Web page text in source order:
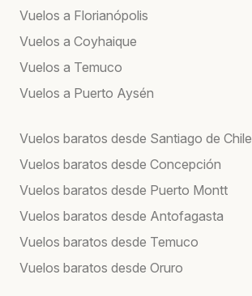
Vuelos a Florianópolis
Vuelos a Coyhaique
Vuelos a Temuco
Vuelos a Puerto Aysén
Vuelos baratos desde Santiago de Chile
Vuelos baratos desde Concepción
Vuelos baratos desde Puerto Montt
Vuelos baratos desde Antofagasta
Vuelos baratos desde Temuco
Vuelos baratos desde Oruro